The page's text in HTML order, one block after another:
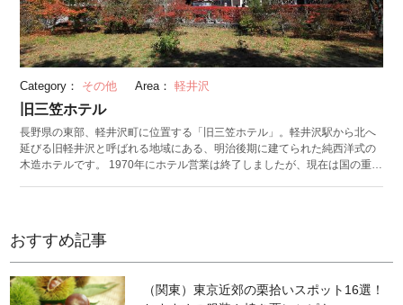
Category： その他 Area： 軽井沢
旧三笠ホテル
長野県の東部、軽井沢町に位置する「旧三笠ホテル」。軽井沢駅から北へ
延びる旧軽井沢と呼ばれる地域にある、明治後期に建てられた純西洋式の
木造ホテルです。 1970年にホテル営業は終了しましたが、現在は国の重要
軽銀座の散策や、リゾートウェディングで有名な森の中の「矢ヶ崎チャペ
ル」が人気。旧三笠ホテルをモチーフに建築された「ホテル音羽ノ森」へ
の宿泊もオススメです。
おすすめ記事
（関東）東京近郊の栗拾いスポット16選！